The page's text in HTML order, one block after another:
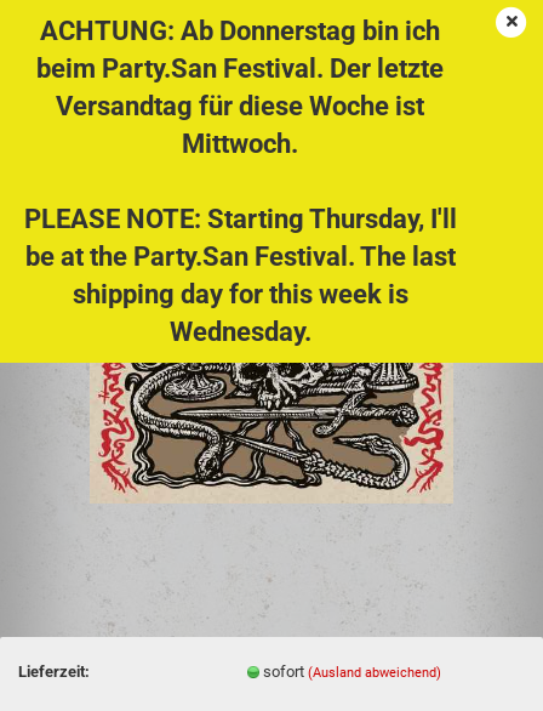
ACHTUNG: Ab Donnerstag bin ich
beim Party.San Festival. Der letzte
Versandtag für diese Woche ist
Mittwoch.
PLEASE NOTE: Starting Thursday, I'll
be at the Party.San Festival. The last
shipping day for this week is
Wednesday.
DYSANGELIUM - Exxekratus MCD
Lieferzeit: sofort(Ausland abweichend)